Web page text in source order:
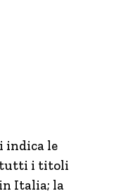
indica le
tutti i titoli
Italia; la